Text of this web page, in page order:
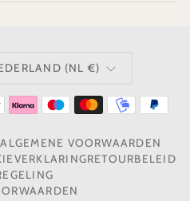
(NL €)
ALGEMENE VOORWAARDEN
RETOURBELEID